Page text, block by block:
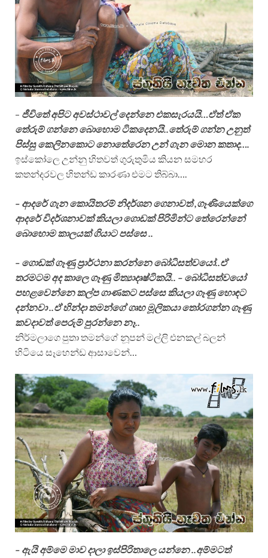
– ජීවිතේ අපිට අවස්ථාවල් දෙන්නෙ එකසැරයයි…ඒත් ඒක
තේරුම් ගන්නෙ බොහොම ටිකදෙනයි..තේරුම් ගන්න උනුත්
පිස්සු කෙලිනකොට නොතේරෙන උන් ගැන මොන කතාද….
ඉස්කෝලෙ උන්නු හිතවත් ගුරුතුමිය කියන සමහර
කතන්දරවල හිතන්ඩ කාරණා එමට තිබ්බා….
– ආදරේ ගැන කොයිතරම් නිදර්ශන ගෙනාවත් ,ගෑණියෙක්ගෙ
ආදරේ විදර්ශනාවක් කියලා ගොඩක් පිරිමින්ට තේරෙන්නේ
බොහොම කාලයක් ගියාට පස්සෙ ..
– ගොඩක් ගෑණු ප්‍රාර්ථනා කරන්නෙ බෝධිසත්වයෝ..ඒ
තරමටම අද කාලෙ ගෑණු මිත්‍යාදෘෂ්ටිකයි.. – බෝධිසත්වයෝ
පහළවෙන්නෙ කල්ප ගාණකට පස්සෙ කියලා ගෑණු හොඳට
දන්නවා ..ඒ හින්දා තමන්ගේ ගෘහ මූලිකයා තෝරගන්න ගෑණු
කවදාවත් පෙරුම් පුරන්නෙ නෑ..
නිර්මලාගෙ පුතා තමන්ගේ නූපන් මල්ලි එනකල් බලන්
හිටියෙ සෑහෙන්ඩ ආසාවෙන්…
– ඇයි අම්මෙ මාව දාලා ඉස්පිරිතාලෙ යන්නෙ ..අම්මටත්